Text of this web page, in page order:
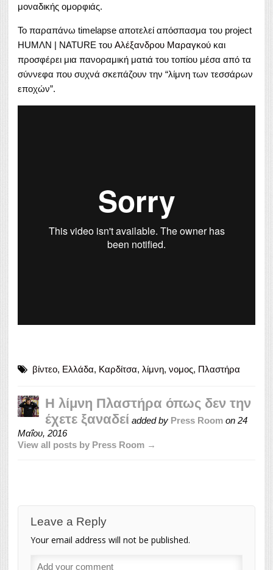
μοναδικής ομορφιάς.
Το παραπάνω timelapse αποτελεί απόσπασμα του project
HUMΛΝ | NATURE του Αλέξανδρου Μαραγκού και
προσφέρει μια πανοραμική ματιά του τοπίου μέσα από τα
σύννεφα που συχνά σκεπάζουν την “λίμνη των τεσσάρων
εποχών”.
βίντεο, Ελλάδα, Καρδίτσα, λίμνη, νομος, Πλαστήρα
Η λίμνη Πλαστήρα όπως δεν την
έχετε ξαναδεί added by Press Room on 24
Μαΐου, 2016
View all posts by Press Room →
Leave a Reply
Your email address will not be published.